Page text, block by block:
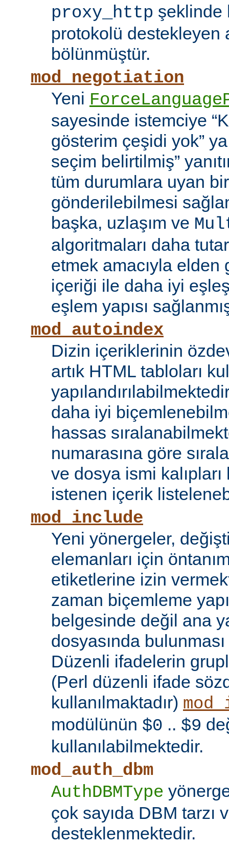
proxy_http şeklinde
protokolü destekleyen
bölünmüştür.
mod_negotiation
Yeni
sayesinde istemciye
gösterim çeşidi yok”
seçim belirtilmiş”
tüm durumlara uyan
gönderilebilmesi
başka, uzlaşım ve
algoritmaları daha
etmek amacıyla
içeriği ile daha iyi
eşlem yapısı
mod_autoindex
Dizin içeriklerinin
artık HTML tabloları
daha iyi
hassas
numarasına göre
ve dosya ismi
istenen içerik
mod_include
Yeni yönergeler,
elemanları için
etiketlerine izin
zaman biçemleme
belgesinde değil ana
dosyasında
Düzenli ifadelerin
(Perl düzenli ifade
kullanılmaktadır)
modülünün $0 .. $9
kullanılabilmektedir.
mod_auth_dbm
AuthDBMType
çok sayıda DBM tarzı
desteklenmektedir.